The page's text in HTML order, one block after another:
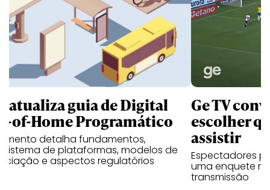
atualiza guia de Digital
of-Home Programático
detalha fundamentos,
de plataformas, modelos de
e aspectos regulatórios
Ge TV
escolher
assistir
Espectadores
uma enquete
transmissão